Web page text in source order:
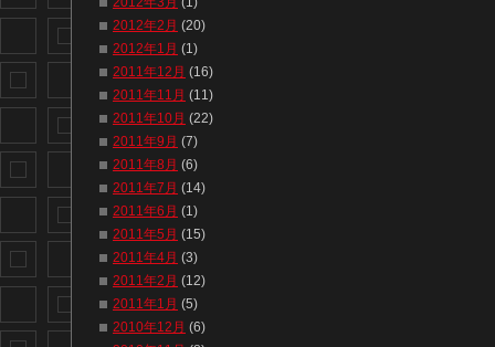
2012年2月 (20)
2012年1月 (1)
2011年12月 (16)
2011年11月 (11)
2011年10月 (22)
2011年9月 (7)
2011年8月 (6)
2011年7月 (14)
2011年6月 (1)
2011年5月 (15)
2011年4月 (3)
2011年2月 (12)
2011年1月 (5)
2010年12月 (6)